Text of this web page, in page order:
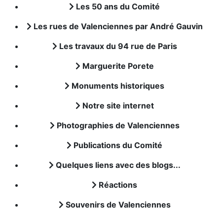
Les 50 ans du Comité
Les rues de Valenciennes par André Gauvin
Les travaux du 94 rue de Paris
Marguerite Porete
Monuments historiques
Notre site internet
Photographies de Valenciennes
Publications du Comité
Quelques liens avec des blogs...
Réactions
Souvenirs de Valenciennes